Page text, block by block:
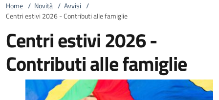
Home / Novità / Avvisi /
Centri estivi 2026 - Contributi alle famiglie
Centri estivi 2026 -
Contributi alle famiglie